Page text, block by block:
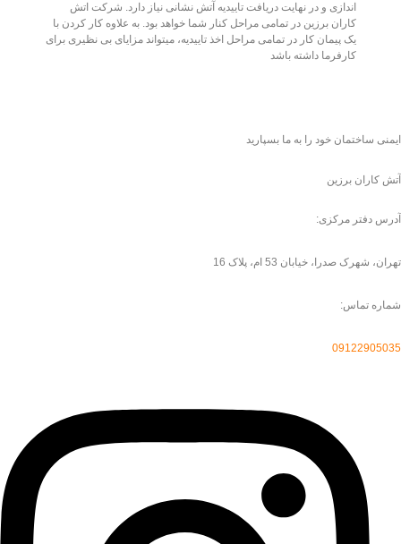
اندازی و در نهایت دریافت تاییدیه آتش نشانی نیاز دارد. شرکت اتش
کاران برزین در تمامی مراحل کنار شما خواهد بود. به علاوه کار کردن با
یک پیمان کار در تمامی مراحل اخذ تاییدیه، میتواند مزایای بی نظیری برای
کارفرما داشته باشد
ایمنی ساختمان خود را به ما بسپارید
آتش کاران برزین
آدرس دفتر مرکزی:
تهران، شهرک صدرا، خیابان 53 ام، پلاک 16
شماره تماس:
09122905035